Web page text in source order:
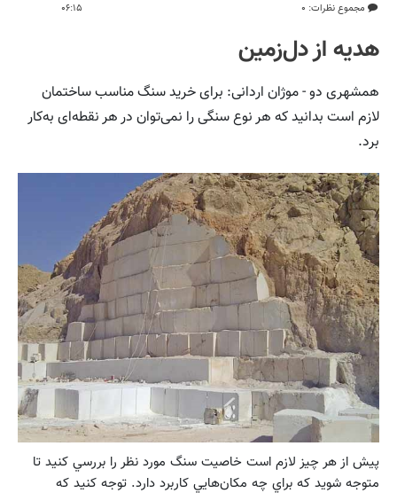
مجموع نظرات: ۰ ۰۶:۱۵
هدیه‌ از دل‌زمین
همشهری دو - موژان اردانی: برای خرید سنگ مناسب ساختمان
لازم است بدانید که هر نوع سنگی را نمی‌توان در هر نقطه‌ای به‌کار
برد.
پيش از هر چيز لازم است خاصيت سنگ مورد نظر را بررسي كنيد تا
متوجه شويد كه براي چه مكان‌هايي كاربرد دارد. توجه كنيد كه